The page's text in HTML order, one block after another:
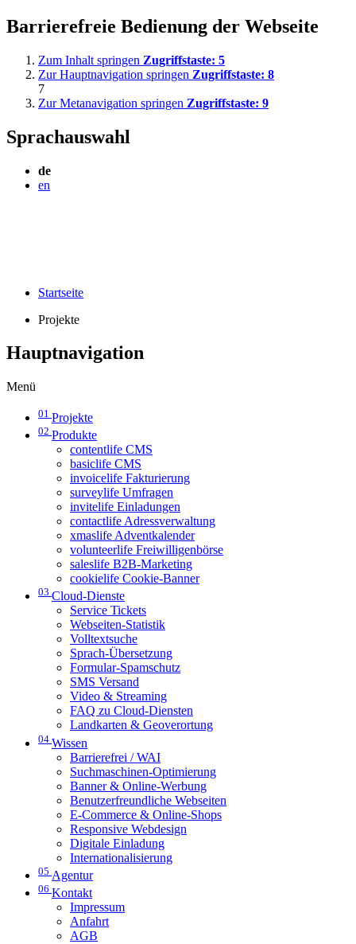
Barrierefreie Bedienung der Webseite
Zum Inhalt springen Zugriffstaste: 5
Zur Hauptnavigation springen Zugriffstaste: 8
7
Zur Metanavigation springen Zugriffstaste: 9
Sprachauswahl
de
en
Startseite
Projekte
Hauptnavigation
Menü
01 Projekte
02 Produkte
contentlife CMS
basiclife CMS
invoicelife Fakturierung
surveylife Umfragen
invitelife Einladungen
contactlife Adressverwaltung
xmaslife Adventkalender
volunteerlife Freiwilligenbörse
saleslife B2B-Marketing
cookielife Cookie-Banner
03 Cloud-Dienste
Service Tickets
Webseiten-Statistik
Volltextsuche
Sprach-Übersetzung
Formular-Spamschutz
SMS Versand
Video & Streaming
FAQ zu Cloud-Diensten
Landkarten & Geoverortung
04 Wissen
Barrierefrei / WAI
Suchmaschinen-Optimierung
Banner & Online-Werbung
Benutzerfreundliche Webseiten
E-Commerce & Online-Shops
Responsive Webdesign
Digitale Einladung
Internationalisierung
05 Agentur
06 Kontakt
Impressum
Anfahrt
AGB